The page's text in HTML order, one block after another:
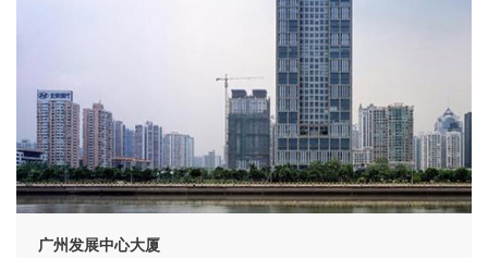
广州发展中心大厦